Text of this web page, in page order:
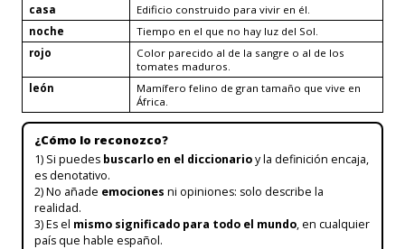
casa
Edificio construido para vivir en él.
noche
Tiempo en el que no hay luz del Sol.
rojo
Color parecido al de la sangre o al de los
tomates maduros.
león
Mamífero felino de gran tamaño que vive en
África.
¿Cómo lo reconozco?
1) Si puedes buscarlo en el diccionarioy la definición encaja,
es denotativo.
2) No añade emociones ni opiniones: solo describe la
realidad.
3) Es el mismo significado para todo el mundo, en cualquier
país que hable español.